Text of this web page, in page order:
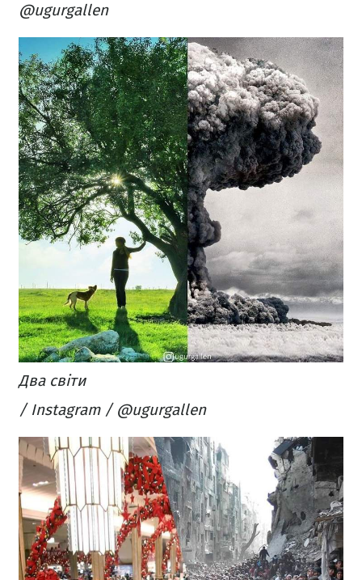
@ugurgallen
Два світи
/ Instagram / @ugurgallen